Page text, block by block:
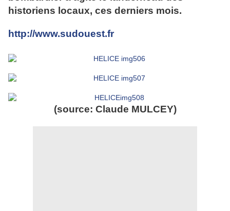
historiens locaux, ces derniers mois.
http://www.sudouest.fr
(source: Claude MULCEY)